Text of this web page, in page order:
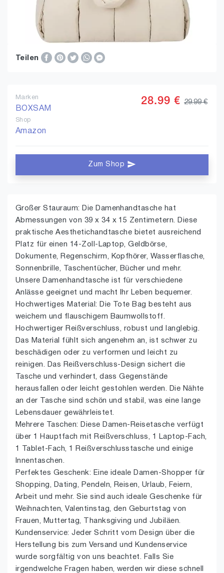
Teilen
Marken
BOXSAM
Shop
Amazon
28.99 € 29.99 €
Zum Shop
Großer Stauraum: Die Damenhandtasche hat
Abmessungen von 39 x 34 x 15 Zentimetern. Diese
praktische Aesthetichandtasche bietet ausreichend
Platz für einen 14-Zoll-Laptop, Geldbörse,
Dokumente, Regenschirm, Kopfhörer, Wasserflasche,
Sonnenbrille, Taschentücher, Bücher und mehr.
Unsere Damenhandtasche ist für verschiedene
Anlässe geeignet und macht Ihr Leben bequemer.
Hochwertiges Material: Die Tote Bag besteht aus
weichem und flauschigem Baumwollstoff.
Hochwertiger Reißverschluss, robust und langlebig.
Das Material fühlt sich angenehm an, ist schwer zu
beschädigen oder zu verformen und leicht zu
reinigen. Das Reißverschluss-Design sichert die
Tasche und verhindert, dass Gegenstände
herausfallen oder leicht gestohlen werden. Die Nähte
an der Tasche sind schön und stabil, was eine lange
Lebensdauer gewährleistet.
Mehrere Taschen: Diese Damen-Reisetasche verfügt
über 1 Hauptfach mit Reißverschluss, 1 Laptop-Fach,
1 Tablet-Fach, 1 Reißverschlusstasche und einige
Innentaschen.
Perfektes Geschenk: Eine ideale Damen-Shopper für
Shopping, Dating, Pendeln, Reisen, Urlaub, Feiern,
Arbeit und mehr. Sie sind auch ideale Geschenke für
Weihnachten, Valentinstag, den Geburtstag von
Frauen, Muttertag, Thanksgiving und Jubiläen.
Kundenservice: Jeder Schritt vom Design über die
Herstellung bis zum Versand und Kundenservice
wurde sorgfältig von uns beachtet. Falls Sie
irgendwelche Fragen haben, werden wir diese schnell